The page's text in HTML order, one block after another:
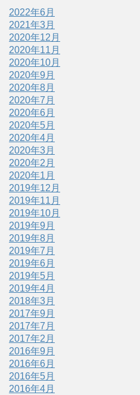
2022年6月
2021年3月
2020年12月
2020年11月
2020年10月
2020年9月
2020年8月
2020年7月
2020年6月
2020年5月
2020年4月
2020年3月
2020年2月
2020年1月
2019年12月
2019年11月
2019年10月
2019年9月
2019年8月
2019年7月
2019年6月
2019年5月
2019年4月
2018年3月
2017年9月
2017年7月
2017年2月
2016年9月
2016年6月
2016年5月
2016年4月